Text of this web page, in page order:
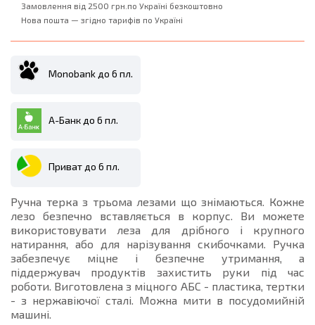
Замовлення від 2500 грн.по Україні безкоштовно
Нова пошта — згідно тарифів по Україні
Monobank до 6 пл.
А-Банк до 6 пл.
Приват до 6 пл.
Ручна терка з трьома лезами що знімаються. Кожне
лезо безпечно вставляється в корпус. Ви можете
використовувати леза для дрібного і крупного
натирання, або для нарізування скибочками. Ручка
забезпечує міцне і безпечне утримання, а
піддержувач продуктів захистить руки під час
роботи. Виготовлена з міцного АБС - пластика, тертки
- з нержавіючої сталі. Можна мити в посудомийній
машині.